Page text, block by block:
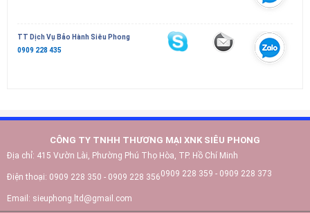
TT Dịch Vụ Bảo Hành Siêu Phong
0909 228 435
CÔNG TY TNHH THƯƠNG MẠI XNK SIÊU PHONG
Địa chỉ: 415 Vườn Lài, Phường Phú Thọ Hòa, TP. Hồ Chí Minh
Điện thoại: 0909 228 350 - 0909 228 3560909 228 359 - 0909 228 373
Email: sieuphong.ltd@gmail.com